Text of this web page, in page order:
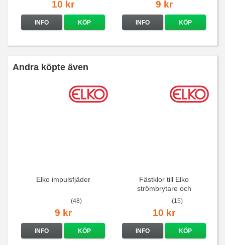
10 kr
INFO KÖP
9 kr
INFO KÖP
Andra köpte även
Elko impulsfjäder
(48)
9 kr
INFO KÖP
Fästklor till Elko
strömbrytare och
vägguttag
(15)
10 kr
INFO KÖP